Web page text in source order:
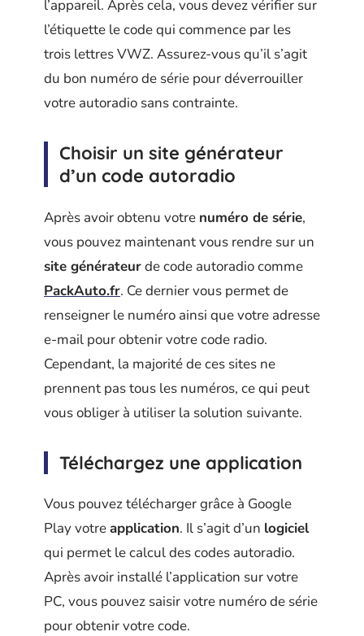
l’appareil. Après cela, vous devez vérifier sur
l’étiquette le code qui commence par les
trois lettres VWZ. Assurez-vous qu’il s’agit
du bon numéro de série pour déverrouiller
votre autoradio sans contrainte.
Choisir un site générateur
d’un code autoradio
Après avoir obtenu votre numéro de série,
vous pouvez maintenant vous rendre sur un
site générateurde code autoradio comme
PackAuto.fr. Ce dernier vous permet de
renseigner le numéro ainsi que votre adresse
e-mail pour obtenir votre code radio.
Cependant, la majorité de ces sites ne
prennent pas tous les numéros, ce qui peut
vous obliger à utiliser la solution suivante.
Téléchargez une application
Vous pouvez télécharger grâce à Google
Play votreapplication. Il s’agit d’un logiciel
qui permet le calcul des codes autoradio.
Après avoir installé l’application sur votre
PC, vous pouvez saisir votre numéro de série
pour obtenir votre code.